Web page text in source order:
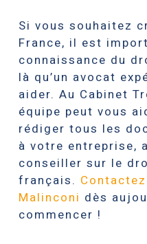
Si vous souhaitez
France, il est
connaissance du
là qu’un avocat
aider. Au Cabinet
équipe peut vous
rédiger tous les
à votre entreprise,
conseiller sur le
français.
Malinconi dès
commencer !